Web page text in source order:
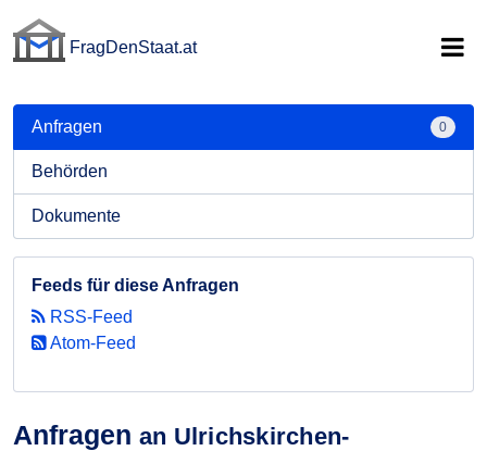
FragDenStaat.at
Anfragen an Ulrichskirchen-
Anfragen 0
Behörden
Dokumente
Feeds für diese Anfragen
RSS-Feed
Atom-Feed